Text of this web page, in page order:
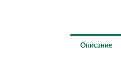
Описание